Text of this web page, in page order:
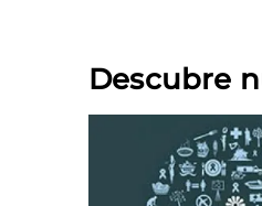
Descubre